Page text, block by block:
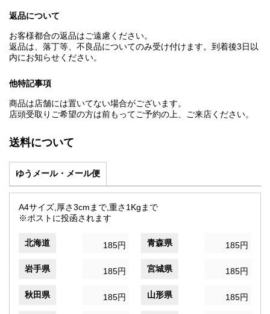
返品について
お客様都合の返品はご遠慮ください。
返品は、落丁等、不良品についてのみ受け付けます。到着後3日以
内にお知らせください。
他特記事項
商品は店舗には置いてない場合がございます。
店頭受取りご希望の方は前もってご予約の上、ご来店ください。
送料について
ゆうメール・メール便
A4サイズ,厚さ3cmまで,重さ1Kgまで
※ポストに投函されます
北海道 185円 青森県 185円
岩手県 185円 宮城県 185円
秋田県 185円 山形県 185円